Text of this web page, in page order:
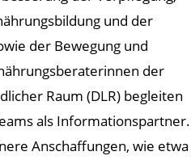
und der
der Bewegung und
der
Raum (DLR) begleiten
als Informationspartner.
Anschaffungen, wie etwa